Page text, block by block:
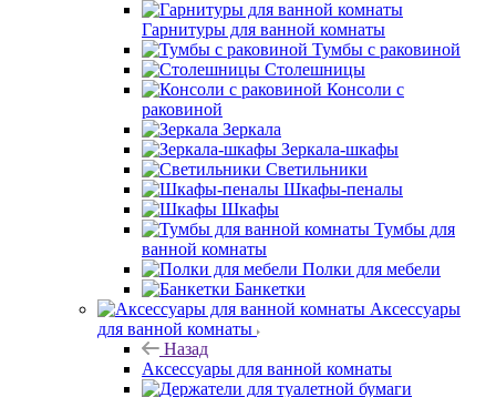
Гарнитуры для ванной комнаты
Тумбы с раковиной
Столешницы
Консоли с
раковиной
Зеркала
Зеркала-шкафы
Светильники
Шкафы-пеналы
Шкафы
Тумбы для
ванной комнаты
Полки для мебели
Банкетки
Аксессуары
для ванной комнаты
Назад
Аксессуары для ванной комнаты